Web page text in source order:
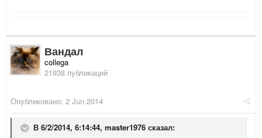
Вандал
collega
21938 публикаций
Опубликовано: 2 Jun 2014
В 6/2/2014, 6:14:44, master1976 сказал: